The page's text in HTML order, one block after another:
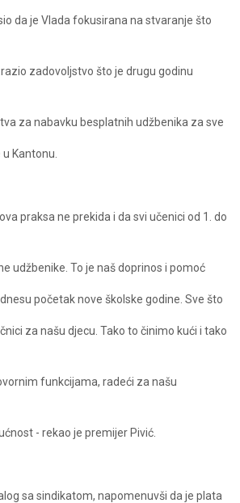
da je Vlada fokusirana na stvaranje što
zadovoljstvo što je drugu godinu
za nabavku besplatnih udžbenika za sve
Kantonu.
praksa ne prekida i da svi učenici od 1. do
udžbenike. To je naš doprinos i pomoć
početak nove školske godine. Sve što
za našu djecu. Tako to činimo kući i tako
funkcijama, radeći za našu
- rekao je premijer Pivić.
sa sindikatom, napomenuvši da je plata